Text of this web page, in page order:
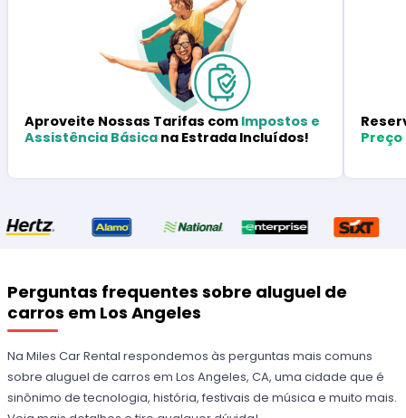
Aproveite Nossas Tarifas com Impostos e
Assistência Básica na Estrada Incluídos!
Preço
Perguntas frequentes sobre aluguel de
carros em Los Angeles
Na Miles Car Rental respondemos às perguntas mais comuns
sobre aluguel de carros em Los Angeles, CA, uma cidade que é
sinônimo de tecnologia, história, festivais de música e muito mais.